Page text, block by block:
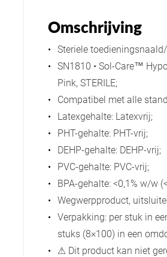
Omschrijving
Steriele
SN1810 • Sol-Care™
Pink, STERILE;
Compatibel met alle
Latexgehalte: Latexvrij;
PHT-gehalte: PHT-vrij;
DEHP-gehalte: DEHP-vrij;
PVC-gehalte: PVC-vrij;
BPA-gehalte: <0,1% w/w
Wegwerpproduct,
Verpakking: per stuk in
stuks (8×100) in een
⚠ Dit product kan niet